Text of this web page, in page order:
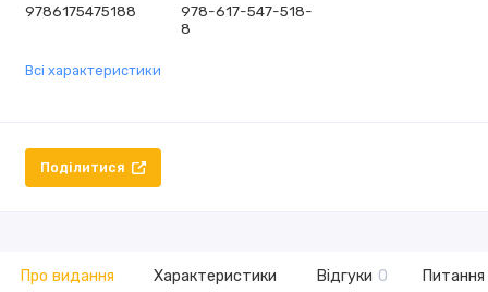
9786175475188
978-617-547-518-
8
Всі характеристики
Поділитися
Про видання Характеристики Відгуки 0 Питання